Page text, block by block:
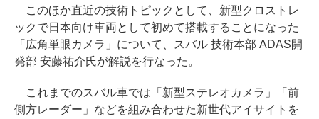
このほか直近の技術トピックとして、新型クロストレ
ックで日本向け車両として初めて搭載することになった
「広角単眼カメラ」について、スバル 技術本部 ADAS開
発部 安藤祐介氏が解説を行なった。
これまでのスバル車では「新型ステレオカメラ」「前
側方レーダー」などを組み合わせた新世代アイサイトを